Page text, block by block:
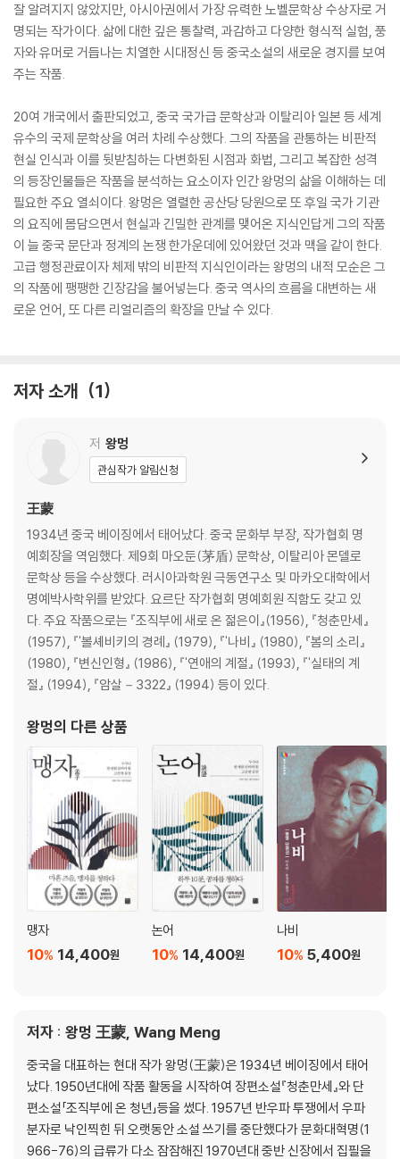
잘 알려지지 않았지만, 아시아권에서 가장 유력한 노벨문학상 수상자로 거
명되는 작가이다. 삶에 대한 깊은 통찰력, 과감하고 다양한 형식적 실험, 풍
자와 유머로 거듭나는 치열한 시대정신 등 중국소설의 새로운 경지를 보여
주는 작품.
20여 개국에서 출판되었고, 중국 국가급 문학상과 이탈리아 일본 등 세계
유수의 국제 문학상을 여러 차례 수상했다. 그의 작품을 관통하는 비판적
현실 인식과 이를 뒷받침하는 다변화된 시점과 화법, 그리고 복잡한 성격
의 등장인물들은 작품을 분석하는 요소이자 인간 왕멍의 삶을 이해하는 데
필요한 주요 열쇠이다. 왕멍은 열렬한 공산당 당원으로 또 후일 국가 기관
의 요직에 몸담으면서 현실과 긴밀한 관계를 맺어온 지식인답게 그의 작품
이 늘 중국 문단과 정계의 논쟁 한가운데에 있어왔던 것과 맥을 같이 한다.
고급 행정관료이자 체제 밖의 비판적 지식인이라는 왕멍의 내적 모순은 그
의 작품에 팽팽한 긴장감을 불어넣는다. 중국 역사의 흐름을 대변하는 새
로운 언어, 또 다른 리얼리즘의 확장을 만날 수 있다.
저자 소개 1
저 왕멍
관심작가 알림신청
王蒙
1934년 중국 베이징에서 태어났다. 중국 문화부 부장, 작가협회 명
예회장을 역임했다. 제9회 마오둔(茅盾) 문학상, 이탈리아 몬델로
문학상 등을 수상했다. 러시아과학원 극동연구소 및 마카오대학에서
명예박사학위를 받았다. 요르단 작가협회 명예회원 직함도 갖고 있
다. 주요 작품으로는 『조직부에 새로 온 젊은이』(1956), 『청춘만세』
(1957), 『'볼셰비키의 경례』 (1979), 『'나비』 (1980), 『봄의 소리』
(1980), 『변신인형』 (1986), 『'연애의 계절』 (1993), 『'실태의 계
절』 (1994), 『암살－3322』 (1994) 등이 있다.
왕멍의 다른 상품
맹자
14,400원
10%
논어
14,400원
10%
나비
5,400원
10%
저자 : 왕멍 王蒙, Wang Meng
중국을 대표하는 현대 작가 왕멍(王蒙)은 1934년 베이징에서 태어
났다. 1950년대에 작품 활동을 시작하여 장편소설『청춘만세』와 단
편소설「조직부에 온 청년」등을 썼다. 1957년 반우파 투쟁에서 우파
분자로 낙인찍힌 뒤 오랫동안 소설 쓰기를 중단했다가 문화대혁명(1
966-76)의 급류가 다소 잠잠해진 1970년대 중반 신장에서 집필을